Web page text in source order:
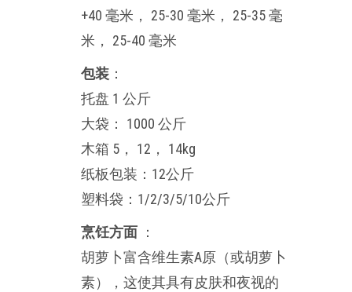
+40 毫米， 25-30 毫米， 25-35 毫
米， 25-40 毫米
包装 ：
托盘 1 公斤
大袋： 1000 公斤
木箱 5， 12， 14kg
纸板包装：12公斤
塑料袋：1/2/3/5/10公斤
烹饪方面 ：
胡萝卜富含维生素A原（或胡萝卜
素），这使其具有皮肤和夜视的